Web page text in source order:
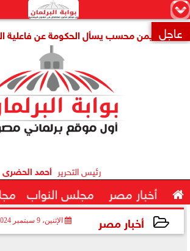
×


 عاجل
أيمن محسب يسأل الحكومة عن فاعلية الشمول
رئيس التحرير أحمد الحضرى
 أخبار مصر مجلس النواب
أخبار مصر الإثنين، 9 سبتمبر 2024